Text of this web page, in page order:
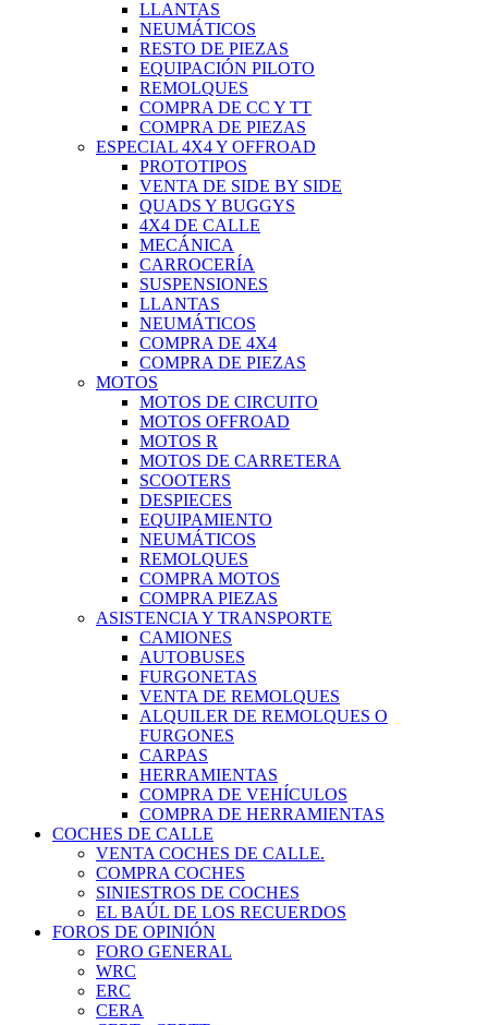
LLANTAS
NEUMÁTICOS
RESTO DE PIEZAS
EQUIPACIÓN PILOTO
REMOLQUES
COMPRA DE CC Y TT
COMPRA DE PIEZAS
ESPECIAL 4X4 Y OFFROAD
PROTOTIPOS
VENTA DE SIDE BY SIDE
QUADS Y BUGGYS
4X4 DE CALLE
MECÁNICA
CARROCERÍA
SUSPENSIONES
LLANTAS
NEUMÁTICOS
COMPRA DE 4X4
COMPRA DE PIEZAS
MOTOS
MOTOS DE CIRCUITO
MOTOS OFFROAD
MOTOS R
MOTOS DE CARRETERA
SCOOTERS
DESPIECES
EQUIPAMIENTO
NEUMÁTICOS
REMOLQUES
COMPRA MOTOS
COMPRA PIEZAS
ASISTENCIA Y TRANSPORTE
CAMIONES
AUTOBUSES
FURGONETAS
VENTA DE REMOLQUES
ALQUILER DE REMOLQUES O
FURGONES
CARPAS
HERRAMIENTAS
COMPRA DE VEHÍCULOS
COMPRA DE HERRAMIENTAS
COCHES DE CALLE
VENTA COCHES DE CALLE.
COMPRA COCHES
SINIESTROS DE COCHES
EL BAÚL DE LOS RECUERDOS
FOROS DE OPINIÓN
FORO GENERAL
WRC
ERC
CERA